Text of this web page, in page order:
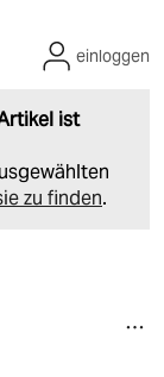
ist
zu finden.
einloggen